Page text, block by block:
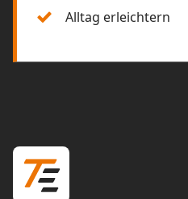
Alltag erleichtern